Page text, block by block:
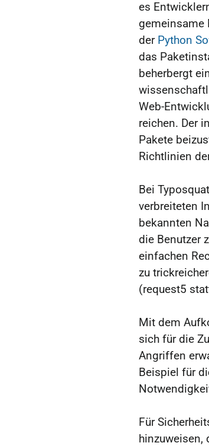
es
gemeinsame
der Python
das
beherbergt
Web-
reichen. Der
Pakete
Richtlinien
Bei
verbreiteten
bekannten
die Benutzer
einfachen
zu
(request5
Mit dem
sich für die
Angriffen
Beispiel für
Für
hinzuweisen,